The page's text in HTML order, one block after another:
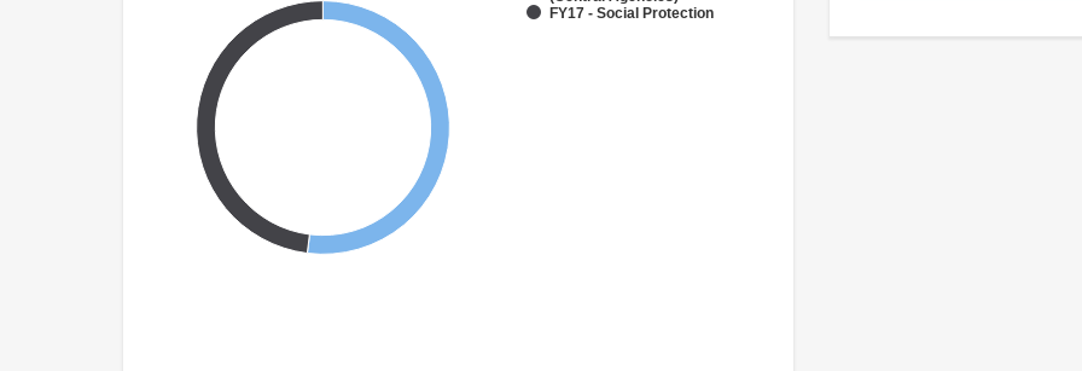
FY17 - Social Protection